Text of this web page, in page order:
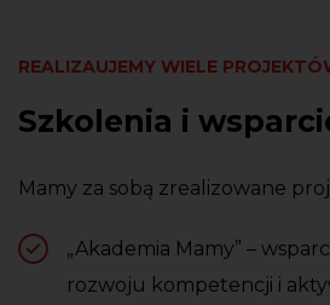
REALIZAUJEMY WIELE
Szkolenia i
Mamy za sobą zrealizowane
„Akademia Mamy” –
rozwoju kompetencji i